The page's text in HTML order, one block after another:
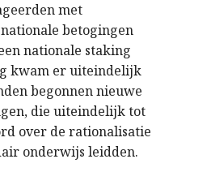
met
betogingen
nationale staking
kwam er uiteindelijk
begonnen nieuwe
die uiteindelijk tot
over de rationalisatie
onderwijs leidden.